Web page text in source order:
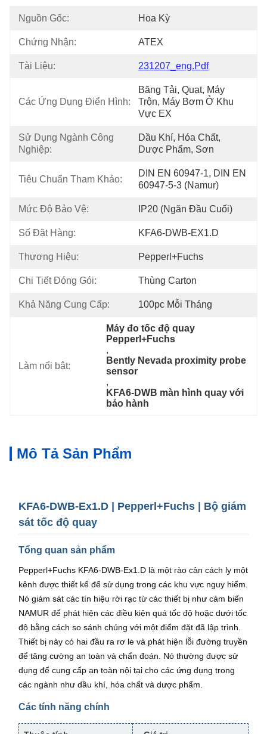
Nguồn Gốc: Hoa Kỳ
Chứng Nhận: ATEX
Tài Liệu: 231207_eng.pdf
Các Ứng Dụng Điển Hình:
Băng Tải, Quạt, Máy
Trộn, Máy Bơm Ở Khu
Vực EX
Sử Dụng Ngành Công
Nghiệp:
Dầu Khí, Hóa Chất,
Dược Phẩm, Sơn
Tiêu Chuẩn Tham Khảo:
DIN EN 60947-1, DIN EN
60947-5-3 (Namur)
Mức Độ Bảo Vệ: IP20 (ngăn Đầu Cuối)
Số Đặt Hàng: KFA6-DWB-EX1.D
Thương Hiệu: Pepperl+fuchs
Chi Tiết Đóng Gói: Thùng Carton
Khả Năng Cung Cấp: 100pc Mỗi Tháng
Làm nổi bật:
Máy đo tốc độ quay
Pepperl+Fuchs
,
Bently Nevada proximity probe
sensor
,
KFA6-DWB màn hình quay với
bảo hành
Mô Tả Sản Phẩm
KFA6-DWB-Ex1.D | Pepperl+Fuchs | Bộ giám
sát tốc độ quay
Tổng quan sản phẩm
Pepperl+Fuchs KFA6-DWB-Ex1.D là một rào cản cách ly một
kênh được thiết kế để sử dụng trong các khu vực nguy hiểm.
Nó giám sát các tín hiệu rời rạc từ các thiết bị như cảm biến
NAMUR để phát hiện các điều kiện quá tốc độ hoặc dưới tốc
độ bằng cách so sánh chúng với một điểm đặt đã lập trình.
Thiết bị này có hai đầu ra rơ le và phát hiện lỗi đường truyền
để tăng cường an toàn và chẩn đoán. Nó thường được sử
dụng để cung cấp an toàn nội tại cho các ứng dụng trong
các ngành như dầu khí, hóa chất và dược phẩm.
Các tính năng chính